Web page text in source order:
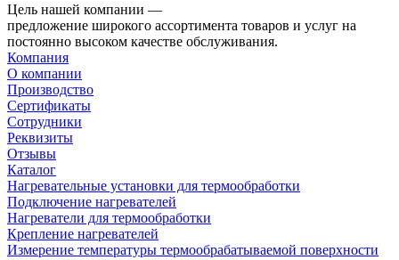
Цель нашей компании —
предложение широкого ассортимента товаров и услуг на
постоянно высоком качестве обслуживания.
Компания
О компании
Производство
Сертификаты
Сотрудники
Реквизиты
Отзывы
Каталог
Нагревательные установки для термообработки
Подключение нагревателей
Нагреватели для термообработки
Крепление нагревателей
Измерение температуры термообрабатываемой поверхности